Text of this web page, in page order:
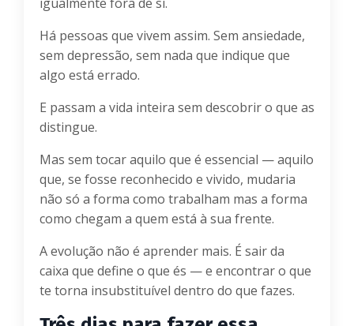
Há pessoas que vivem assim. Sem ansiedade,
sem depressão, sem nada que indique que
algo está errado.
E passam a vida inteira sem descobrir o que as
distingue.
Mas sem tocar aquilo que é essencial — aquilo
que, se fosse reconhecido e vivido, mudaria
não só a forma como trabalham mas a forma
como chegam a quem está à sua frente.
A evolução não é aprender mais. É sair da
caixa que define o que és — e encontrar o que
te torna insubstituível dentro do que fazes.